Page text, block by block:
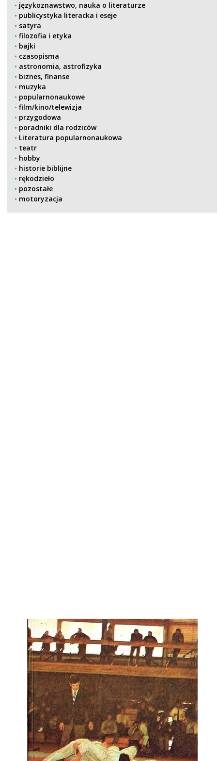
językoznawstwo, nauka o literaturze
publicystyka literacka i eseje
satyra
filozofia i etyka
bajki
czasopisma
astronomia, astrofizyka
biznes, finanse
muzyka
popularnonaukowe
film/kino/telewizja
przygodowa
poradniki dla rodziców
Literatura popularnonaukowa
teatr
hobby
historie biblijne
rękodzieło
pozostałe
motoryzacja